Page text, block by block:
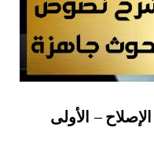
– الأولى